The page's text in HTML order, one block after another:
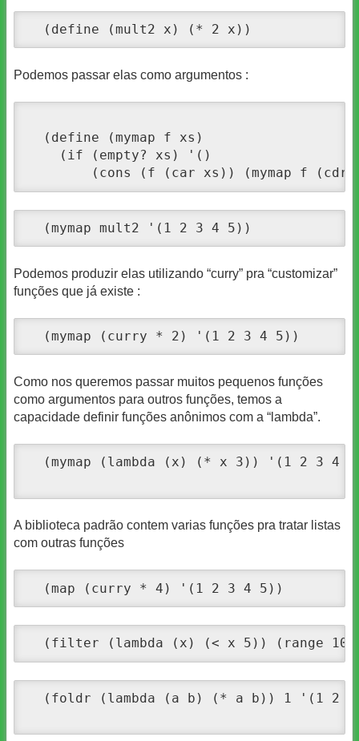
  (define (mult2 x) (* 2 x))
Podemos passar elas como argumentos :
  (define (mymap f xs)
    (if (empty? xs) '()
(cons (f (car xs)) (mymap f (cdr
  (mymap mult2 '(1 2 3 4 5))
Podemos produzir elas utilizando “curry” pra “customizar”
funções que já existe :
  (mymap (curry * 2) '(1 2 3 4 5))
Como nos queremos passar muitos pequenos funções
como argumentos para outros funções, temos a
capacidade definir funções anônimos com a “lambda”.
(mymap (lambda (x) (* x 3)) '(1 2 3 4
A biblioteca padrão contem varias funções pra tratar listas
com outras funções
  (map (curry * 4) '(1 2 3 4 5))
(filter (lambda (x) (< x 5)) (range
(foldr (lambda (a b) (* a b)) 1 '(1 2